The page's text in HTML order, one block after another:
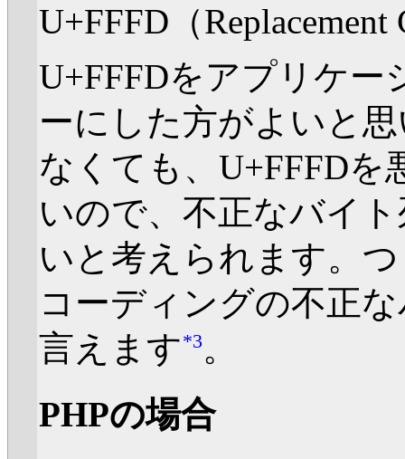
U+FFFD（
U+FFFDをアプリケ
ーにした方がよいと
なくても、U+FFFD
いので、不正なバイ
いと考えられます。
コーディングの不正
言えます*3 。
PHPの場合